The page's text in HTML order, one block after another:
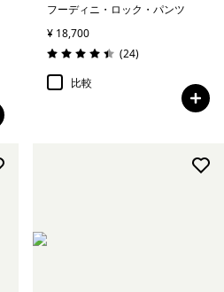
フーディニ・ロック・パンツ
¥ 18,700
評価: 4.4 / 5
(24レビュー
)
比較